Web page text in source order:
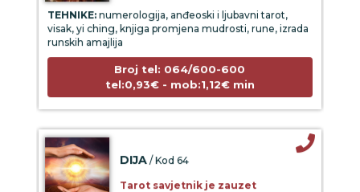
TEHNIKE:numerologija, anđeoski i ljubavni tarot,
visak, yi ching, knjiga promjena mudrosti, rune, izrada
runskih amajlija
Broj tel: 064/600-600
tel:0,93€ - mob:1,12€ min